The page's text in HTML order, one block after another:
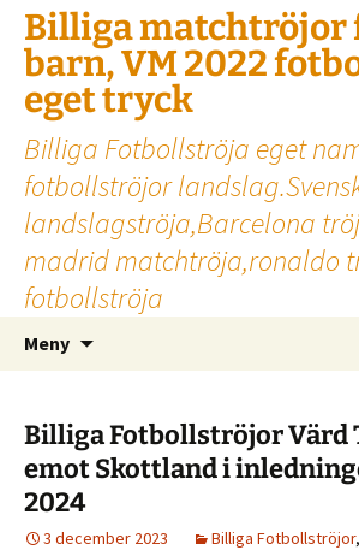
Billiga matchtröjor
barn, VM 2022
eget tryck
Billiga Fotbollströja eget
fotbollströjor
landslagströja,Barcelona
madrid matchtröja,ronaldo
fotbollströja
Meny
Billiga Fotbollströjor Värd
emot Skottland i
2024
3 december 2023 Billiga Fotbollströjor,